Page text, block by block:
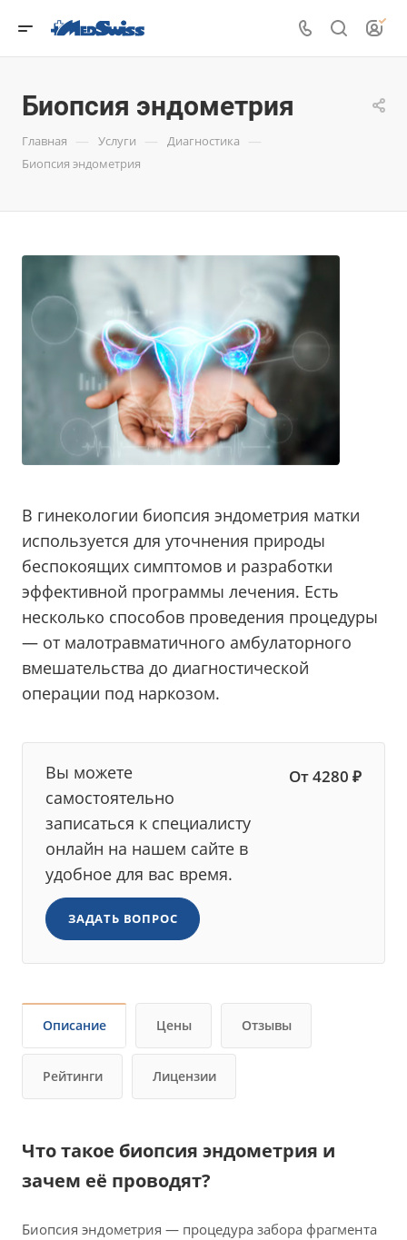
Биопсия эндометрия
Главная — Услуги — Диагностика —
Биопсия эндометрия
В гинекологии биопсия эндометрия матки
используется для уточнения природы
беспокоящих симптомов и разработки
эффективной программы лечения. Есть
несколько способов проведения процедуры
— от малотравматичного амбулаторного
вмешательства до диагностической
операции под наркозом.
Вы можете
самостоятельно
записаться к специалисту
онлайн на нашем сайте в
удобное для вас время.
От 4280 ₽
ЗАДАТЬ ВОПРОС
Описание Цены Отзывы
Рейтинги Лицензии
Что такое биопсия эндометрия и
зачем её проводят?
Биопсия эндометрия — процедура забора фрагмента